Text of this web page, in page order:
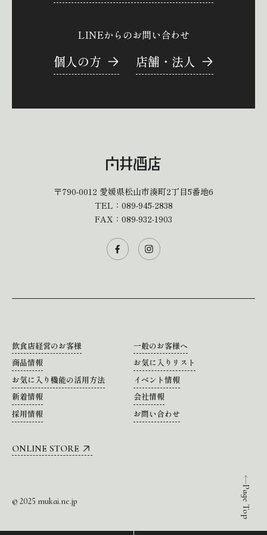
Page Top
LINEからのお問い合わせ
個人の方 店舗・法人
〒790-0012 愛媛県松山市湊町2丁目5番地6
TEL： 089-945-2838
FAX：089-932-1903
飲食店経営のお客様
一般のお客様へ
商品情報
お気に入りリスト
お気に入り機能の活用方法
イベント情報
新着情報
会社情報
採用情報
お問い合わせ
ONLINE STORE
© 2025 mukai.ne.jp